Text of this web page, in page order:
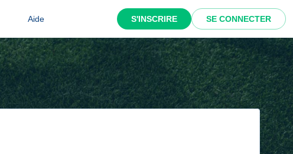
Aide S'INSCRIRE SE CONNECTER